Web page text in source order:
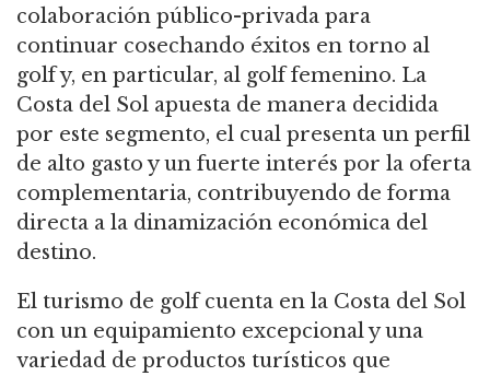
colaboración público-privada para
continuar cosechando éxitos en torno al
golf y, en particular, al golf femenino. La
Costa del Sol apuesta de manera decidida
por este segmento, el cual presenta un perfil
de alto gasto y un fuerte interés por la oferta
complementaria, contribuyendo de forma
directa a la dinamización económica del
destino.
El turismo de golf cuenta en la Costa del Sol
con un equipamiento excepcional y una
variedad de productos turísticos que